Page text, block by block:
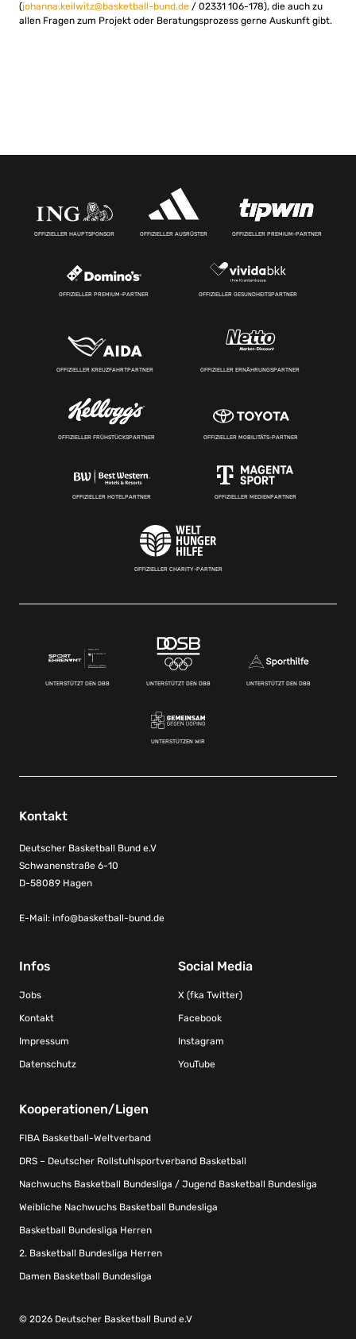
(johanna.keilwitz@basketball-bund.de / 02331 106-178), die auch zu
allen Fragen zum Projekt oder Beratungsprozess gerne Auskunft gibt.
OFFIZIELLER HAUPTSPONSOR OFFIZIELLER AUSRÜSTER OFFIZIELLER PREMIUM-PARTNER
OFFIZIELLER PREMIUM-PARTNER OFFIZIELLER GESUNDHEITSPARTNER
OFFIZIELLER KREUZFAHRTPARTNER OFFIZIELLER ERNÄHRUNGSPARTNER
OFFIZIELLER FRÜHSTÜCKSPARTNER OFFIZIELLER MOBILITÄTS-PARTNER
OFFIZIELLER HOTELPARTNER OFFIZIELLER MEDIENPARTNER
OFFIZIELLER CHARITY-PARTNER
UNTERSTÜTZT DEN DBB UNTERSTÜTZT DEN DBB UNTERSTÜTZT DEN DBB
UNTERSTÜTZEN WIR
Kontakt
Deutscher Basketball Bund e.V
Schwanenstraße 6-10
D-58089 Hagen
E-Mail: info@basketball-bund.de
Infos
Jobs
Kontakt
Impressum
Datenschutz
Social Media
X (fka Twitter)
Facebook
Instagram
YouTube
Kooperationen/Ligen
FIBA Basketball-Weltverband
DRS – Deutscher Rollstuhlsportverband Basketball
Nachwuchs Basketball Bundesliga / Jugend Basketball Bundesliga
Weibliche Nachwuchs Basketball Bundesliga
Basketball Bundesliga Herren
2. Basketball Bundesliga Herren
Damen Basketball Bundesliga
© 2026 Deutscher Basketball Bund e.V